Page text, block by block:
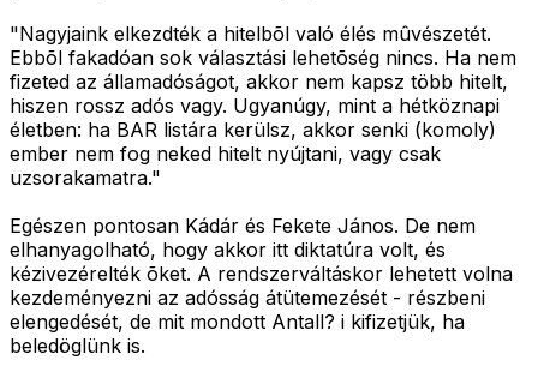
"Nagyjaink elkezdték a hitelbõl való élés mûvészetét.
Ebbõl fakadóan sok választási lehetõség nincs. Ha nem
fizeted az államadóságot, akkor nem kapsz több hitelt,
hiszen rossz adós vagy. Ugyanúgy, mint a hétköznapi
életben: ha BAR listára kerülsz, akkor senki (komoly)
ember nem fog neked hitelt nyújtani, vagy csak
uzsorakamatra."
Egészen pontosan Kádár és Fekete János. De nem
elhanyagolható, hogy akkor itt diktatúra volt, és
kézivezérelték õket. A rendszerváltáskor lehetett volna
kezdeményezni az adósság átütemezését - részbeni
elengedését, de mit mondott Antall? i kifizetjük, ha
beledöglünk is.